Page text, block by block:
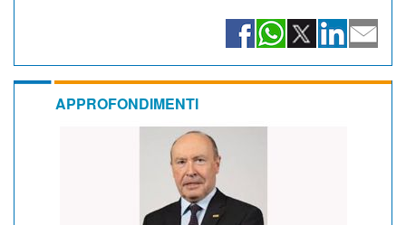
APPROFONDIMENTI